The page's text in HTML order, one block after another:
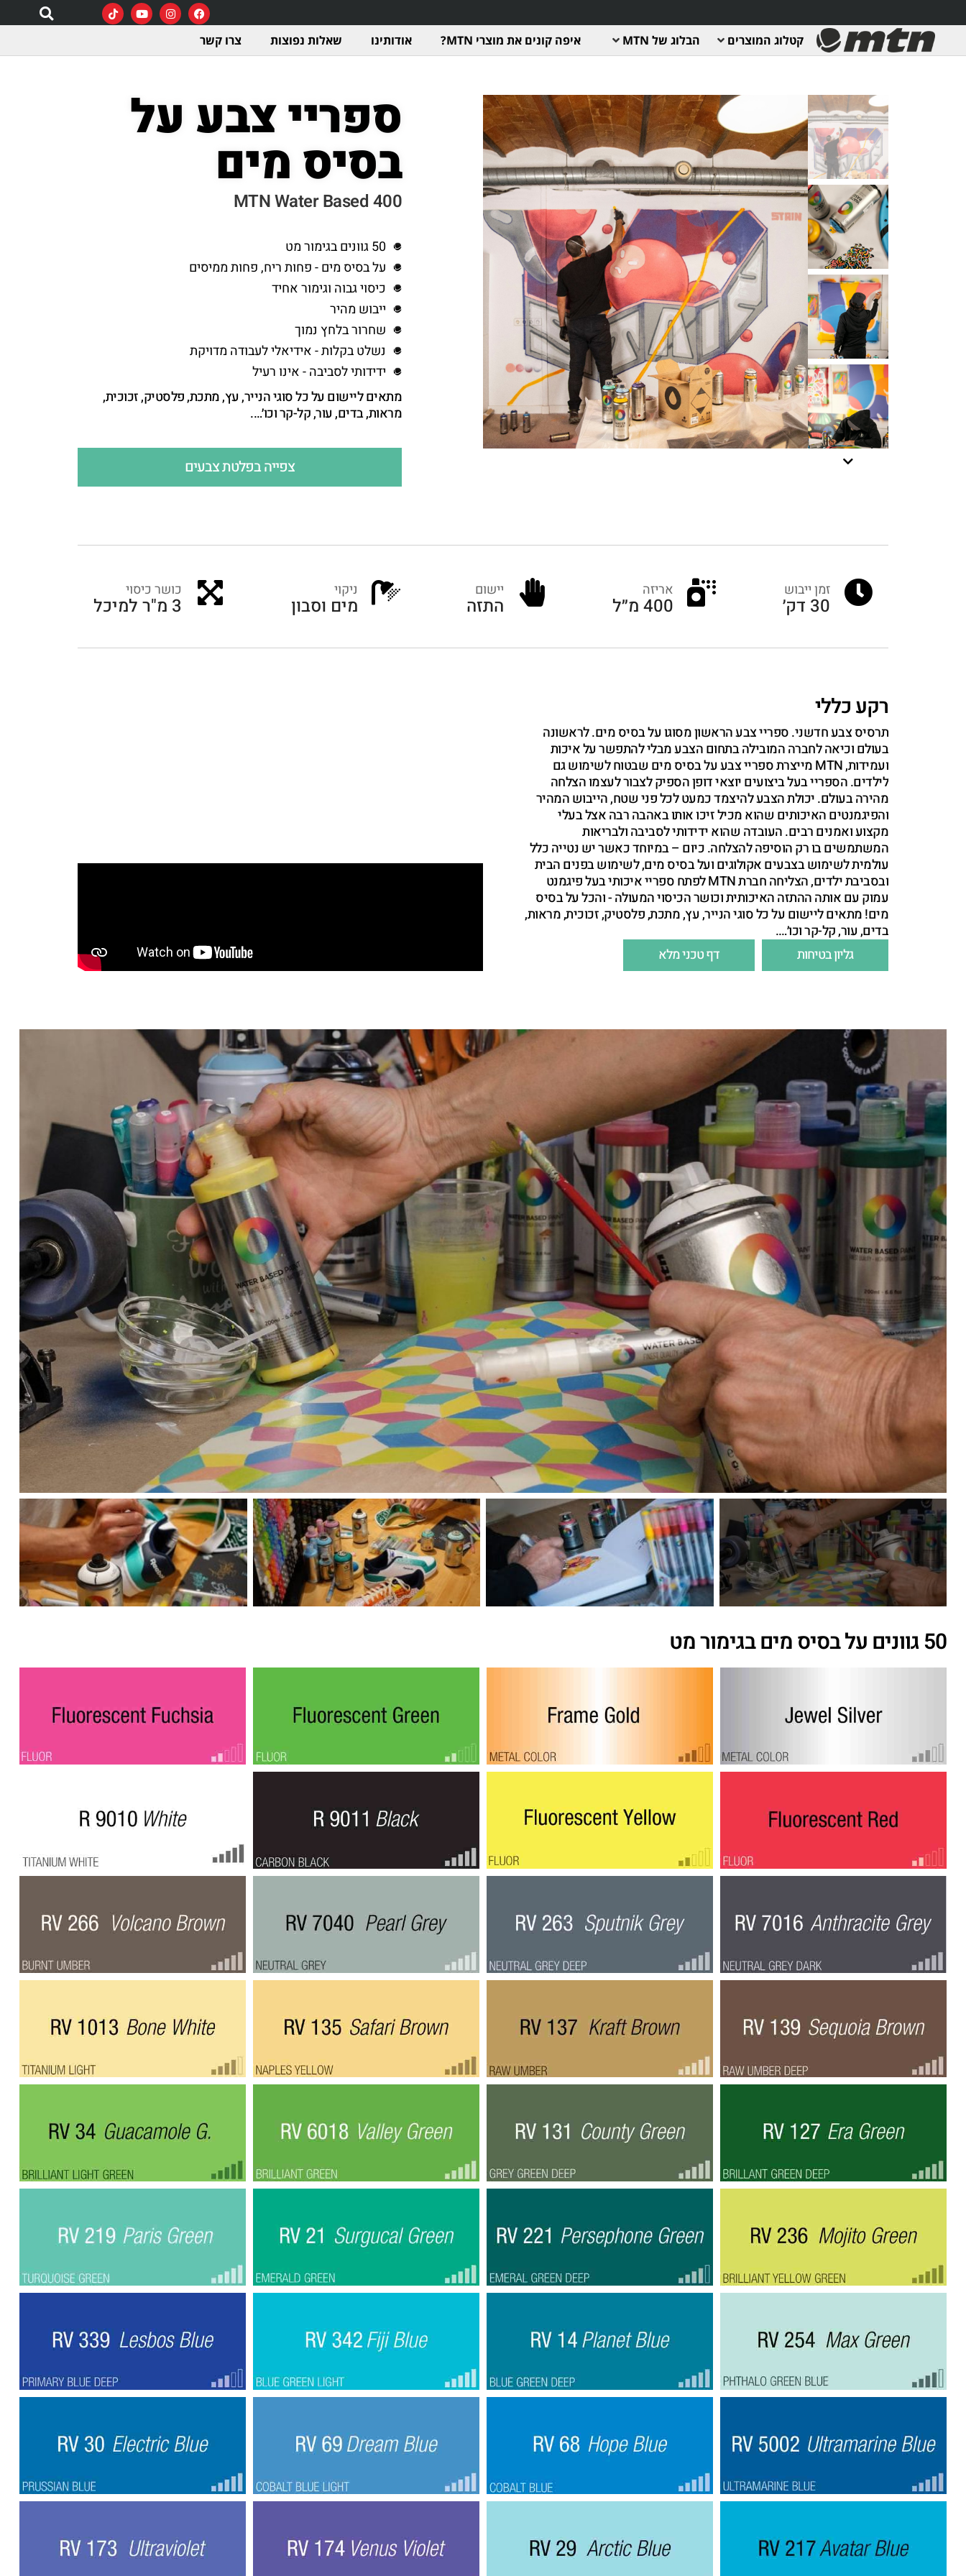
קטלוג המוצרים הבלוג של MTN איפה קונים את מוצרי MTN? אודותינו שאלות נפוצות צרו קשר
ספריי צבע על
בסיס מים
MTN Water Based 400
50 גוונים בגימור מט
על בסיס מים - פחות ריח, פחות ממיסים
כיסוי גבוה וגימור אחיד
ייבוש מהיר
שחרור בלחץ נמוך
נשלט בקלות - אידיאלי לעבודה מדויקת
ידידותי לסביבה - אינו רעיל
מתאים ליישום על כל סוגי הנייר, עץ, מתכת, פלסטיק, זכוכית,
מראות, בדים, עור, קל-קר וכו׳….
צפייה בפלטת צבעים
זמן ייבוש
30 דק׳
אריזה
400 מ״ל
יישום
התזה
ניקוי
מים וסבון
כושר כיסוי
3 מ"ר למיכל
רקע כללי
תרסיס צבע חדשני. ספריי צבע הראשון מסוגו על בסיס מים. לראשונה
בעולם וכיאה לחברה המובילה בתחום הצבע מבלי להתפשר על איכות
ועמידות, MTN מייצרת ספריי צבע על בסיס מים שבטוח לשימוש גם
לילדים. הספריי בעל ביצועים יוצאי דופן הספיק לצבור לעצמו הצלחה
מהירה בעולם. יכולת הצבע להיצמד כמעט לכל פני שטח, הייבוש המהיר
והפיגמנטים האיכותים שהוא מכיל זיכו אותו באהבה רבה אצל בעלי
מקצוע ואמנים רבים. העובדה שהוא ידידותי לסביבה ולבריאות
המשתמשים בו רק הוסיפה להצלחה. כיום – במיוחד כאשר יש נטייה כלל
עולמית לשימוש בצבעים אקולוגים ועל בסיס מים, לשימוש בפנים הבית
ובסביבת ילדים, הצליחה חברת MTN לפתח ספריי איכותי בעל פיגמנט
עמוק עם אותה ההתזה האיכותית וכושר הכיסוי המעולה - והכל על בסיס
מים! מתאים ליישום על כל סוגי הנייר, עץ, מתכת, פלסטיק, זכוכית, מראות,
בדים, עור, קל-קר וכו׳….
גליון בטיחות
דף טכני מלא
50 גוונים על בסיס מים בגימור מט